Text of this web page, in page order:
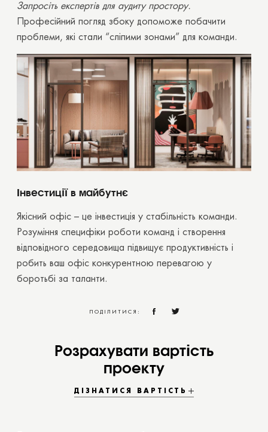
Запросіть експертів для аудиту простору.
Професійний погляд збоку допоможе побачити
проблеми, які стали “сліпими зонами” для команди.
Інвестиції в майбутнє
Якісний офіс – це інвестиція у стабільність команди.
Розуміння специфіки роботи команд і створення
відповідного середовища підвищує продуктивність і
робить ваш офіс конкурентною перевагою у
боротьбі за таланти.
ПОДІЛИТИСЯ:
Розрахувати вартість
проекту
ДІЗНАТИСЯ ВАРТІСТЬ